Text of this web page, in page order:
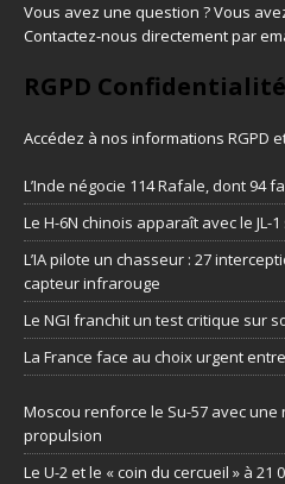
Vous avez une question ? Vous
Contactez-nous directement par
RGPD
Accédez à nos informations RGPD
L’Inde négocie 114 Rafale, dont 94
Le H-6N chinois apparaît avec le JL-
L’IA pilote un chasseur : 27
capteur infrarouge
Le NGI franchit un test critique sur
La France face au choix urgent
Moscou renforce le Su-57 avec
propulsion
Le U-2 et le « coin du cercueil » à 21